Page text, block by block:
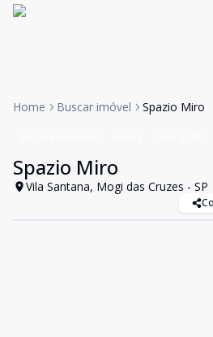
Home Buscar imóvel Spazio Miro
Spazio Miro
Vila Santana, Mogi das Cruzes - SP